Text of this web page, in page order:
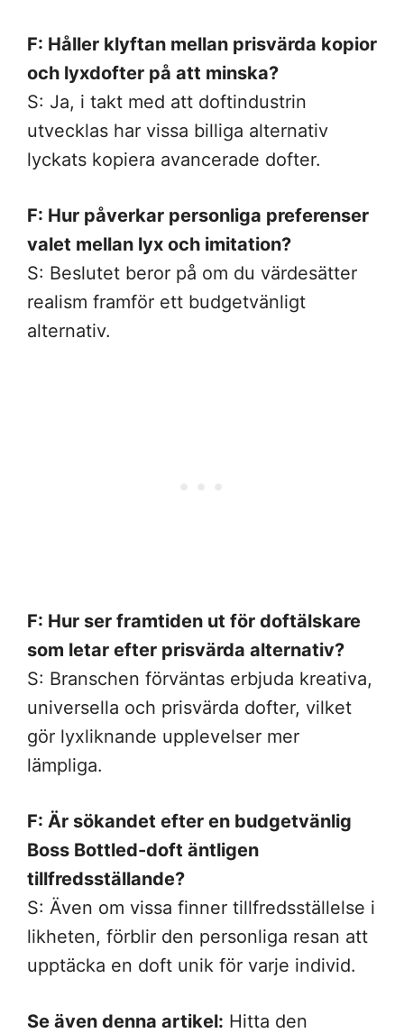
F: Håller klyftan mellan prisvärda kopior
och lyxdofter på att minska?
S: Ja, i takt med att doftindustrin
utvecklas har vissa billiga alternativ
lyckats kopiera avancerade dofter.
F: Hur påverkar personliga preferenser
valet mellan lyx och imitation?
S: Beslutet beror på om du värdesätter
realism framför ett budgetvänligt
alternativ.
F: Hur ser framtiden ut för doftälskare
som letar efter prisvärda alternativ?
S: Branschen förväntas erbjuda kreativa,
universella och prisvärda dofter, vilket
gör lyxliknande upplevelser mer
lämpliga.
F: Är sökandet efter en budgetvänlig
Boss Bottled-doft äntligen
tillfredsställande?
S: Även om vissa finner tillfredsställelse i
likheten, förblir den personliga resan att
upptäcka en doft unik för varje individ.
Se även denna artikel: Hitta den